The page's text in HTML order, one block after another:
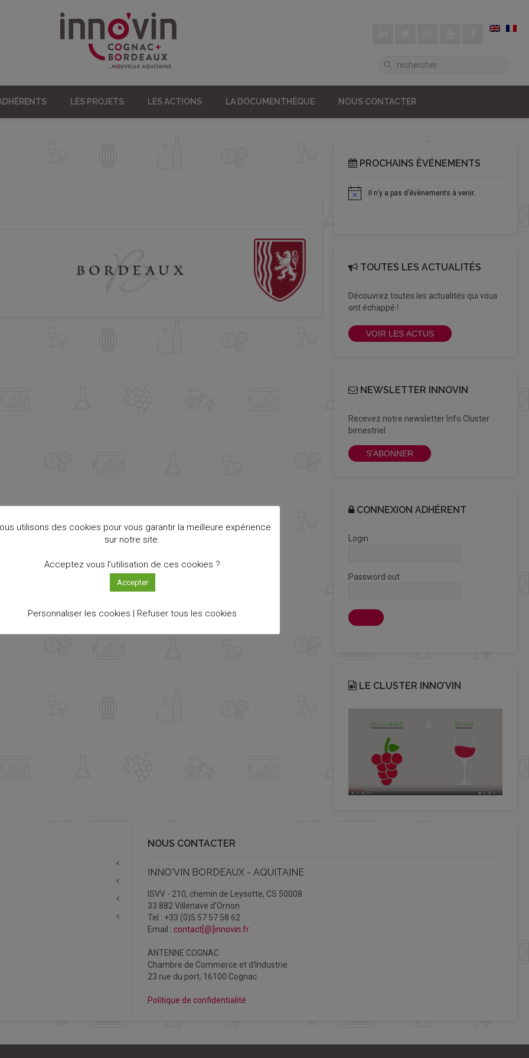
LES PROJETS LES ACTIONS LA DOCUMENTHÈQUE NOUS CONTACTER
PROCHAINS ÉVÉNEMENTS
Notice Il n’y a pas d’évènements à venir.
TOUTES LES ACTUALITÉS
Découvrez toutes les actualités qui vous
ont échappé !
VOIR LES ACTUS
NEWSLETTER INNOVIN
Recevez notre newsletter Info Cluster
bimestriel
S'ABONNER
CONNEXION ADHÉRENT
Login
Password out
LE CLUSTER INNO’VIN
NOUS CONTACTER
INNO'VIN BORDEAUX - AQUITAINE
ISVV - 210, chemin de Leysotte, CS 50008
33 882 Villenave d'Ornon
Tel : +33 (0)5 57 57 58 62
Email : contact[@]innovin.fr
ANTENNE COGNAC
Chambre de Commerce et d'Industrie
23 rue du port, 16100 Cognac
Politique de confidentialité
utilisons des cookies pour vous garantir la meilleure expérience
sur notre site.
Acceptez vous l'utilisation de ces cookies ?
Accepter
Personnaliser les cookies | Refuser tous les cookies